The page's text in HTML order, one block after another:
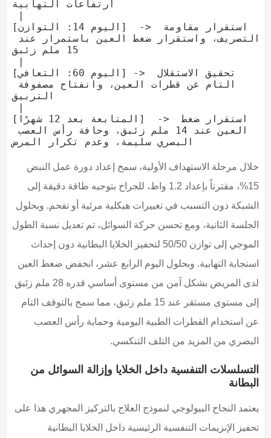
ارتفاعات التهابية
[اليوم 14: التوازن]  -> استقرار مقاومة
15 ملم زئبق
[اليوم 60: التعافي] -> تحقيق الاستقلال
التربيق
[المتابعة بعد 12 شهرًا]  -> استقرار ضغط
خلال مرحلة الاستهداف الأولية، سمح إعداد دورة عمل النبض
15%، مقترناً بإعداد 1.2 واط، للجراح بتوجيه طاقة دقيقة إلى
الشبكة دون التسبب في تغييرات هيكلية مرئية أو تفحم. وبحلول
الجلسة الثانية، ومع تحسن حركة السوائل، تم تعديل نسبة الطول
الموجي إلى توازن 50/50 لتحفيز الخلايا البطانية دون إحداث
استجابة التهابية. وبحلول اليوم الرابع عشر، انخفض ضغط العين
لدى المريض بشكل آمن من مستوى أساسي قدره 28 ملم زئبق
إلى مستوى مستقر عند 15 ملم زئبق، مما سمح بالتوقف التام
عن استخدام القطرات الطبية اليومية وحماية رأس العصب
البصري من المزيد من التلف التنكسي.
التسلسلات التنفسية داخل الخلايا وإزالة السوائل من
البطانة
يعتمد النجاح البيولوجي لنموذج العلاج بالتركيز المجهري هذا على
تحفيز الإنزيمات التنفسية الرئيسية داخل الخلايا البطانية